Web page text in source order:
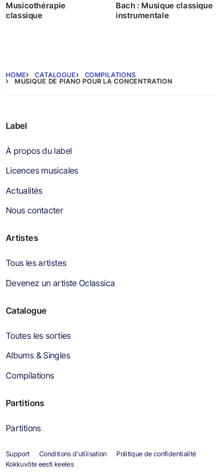
Musicothérapie
classique
Bach : Musique classique
instrumentale
HOME CATALOGUE
COMPILATIONS
MUSIQUE DE PIANO POUR LA CONCENTRATION
Label
À propos du label
Licences musicales
Actualités
Nous contacter
Artistes
Tous les artistes
Devenez un artiste Oclassica
Catalogue
Toutes les sorties
Albums & Singles
Compilations
Partitions
Partitions
Support Conditions d'utilisation
Politique de confidentialité
Kokkuvõte eesti keeles